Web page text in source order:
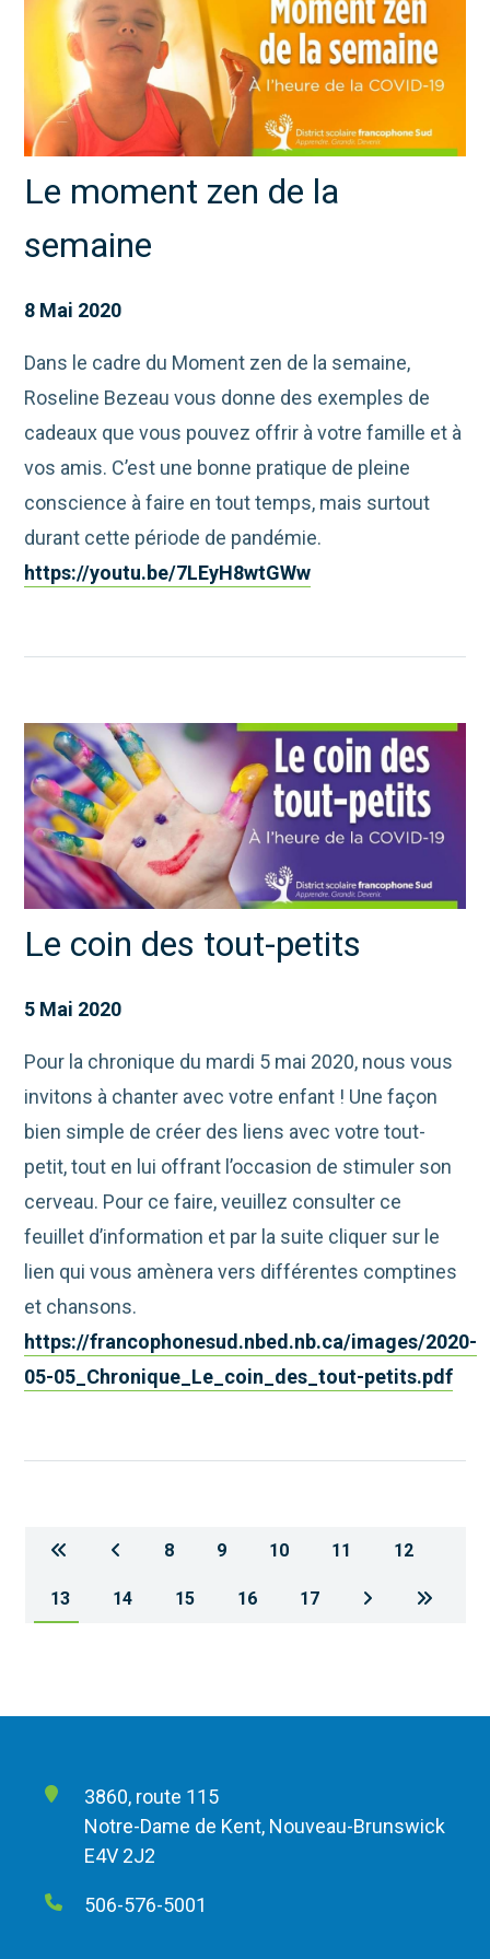
Le moment zen de la
semaine
8 Mai 2020
Dans le cadre du Moment zen de la semaine,
Roseline Bezeau vous donne des exemples de
cadeaux que vous pouvez offrir à votre famille et à
vos amis. C’est une bonne pratique de pleine
conscience à faire en tout temps, mais surtout
durant cette période de pandémie.
https://youtu.be/7LEyH8wtGWw
Le coin des tout-petits
5 Mai 2020
Pour la chronique du mardi 5 mai 2020, nous vous
invitons à chanter avec votre enfant ! Une façon
bien simple de créer des liens avec votre tout-
petit, tout en lui offrant l’occasion de stimuler son
cerveau. Pour ce faire, veuillez consulter ce
feuillet d’information et par la suite cliquer sur le
lien qui vous amènera vers différentes comptines
et chansons.
https://francophonesud.nbed.nb.ca/images/2020-
05-05_Chronique_Le_coin_des_tout-petits.pdf
8 9 10 11 12
13 14 15 16 17
3860, route 115
Notre-Dame de Kent, Nouveau-Brunswick
E4V 2J2
506-576-5001